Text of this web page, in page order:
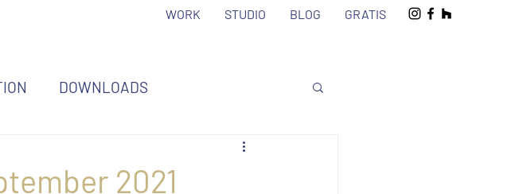
WORK STUDIO BLOG GRATIS
DOWNLOADS
2021